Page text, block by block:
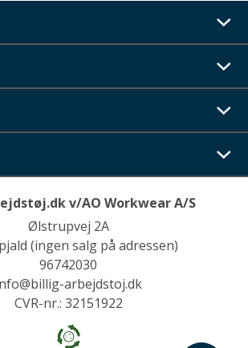
v/AO Workwear A/S
Ølstrupvej 2A
(ingen salg på adressen)
96742030
arbejdstoj.dk
CVR-nr.: 32151922